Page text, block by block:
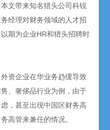
文带来知名猎头公司科锐
经理对财务领域的人才招
期为企业HR和猎头招聘时
资企业在华业务趋缓导致
、奢侈品行业为例，由于
，甚至出现中国区财务高
高管来兼任的情况。